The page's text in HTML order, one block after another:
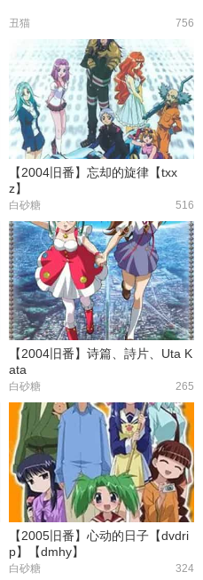
756
丑猫
【2004旧番】忘却的旋律【txx
z】
516
白砂糖
【2004旧番】诗篇、詩片、Uta K
ata
265
白砂糖
【2005旧番】心动的日子【dvdri
p】【dmhy】
324
白砂糖